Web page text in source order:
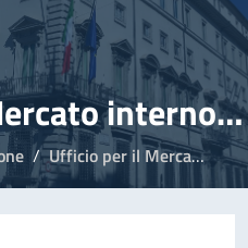
Ufficio per il Mercato interno e la Competitività
Ufficio per il Mercato interno e la Competitività